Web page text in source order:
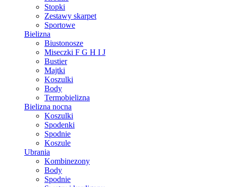
Stopki
Zestawy skarpet
Sportowe
Bielizna
Biustonosze
Miseczki F G H I J
Bustier
Majtki
Koszulki
Body
Termobielizna
Bielizna nocna
Koszulki
Spodenki
Spodnie
Koszule
Ubrania
Kombinezony
Body
Spodnie